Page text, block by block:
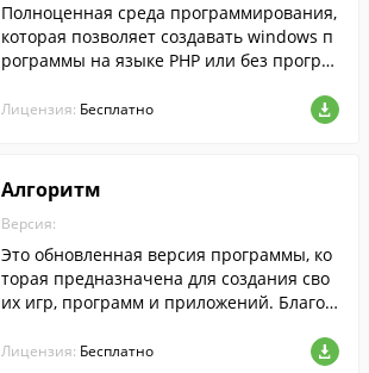
Полноценная среда программирования,
которая позволяет создавать windows п
рограммы на языке PHP или без програ
теров. Возможность работы с базами да
нных, архивами, системой, интернетом
Лицензия: Бесплатно
Алгоритм
Версия:
Это обновленная версия программы, ко
торая предназначена для создания сво
их игр, программ и приложений. Благод
ности, программа будет полезна для пол
Лицензия: Бесплатно